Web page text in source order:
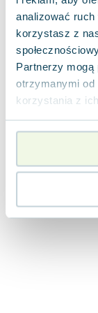
analizować
korzystasz z
Partnerzy mogą
otrzymanymi od
korzystania z
Lorraine Warren
Ajahn Brahm
Lucinda Riley